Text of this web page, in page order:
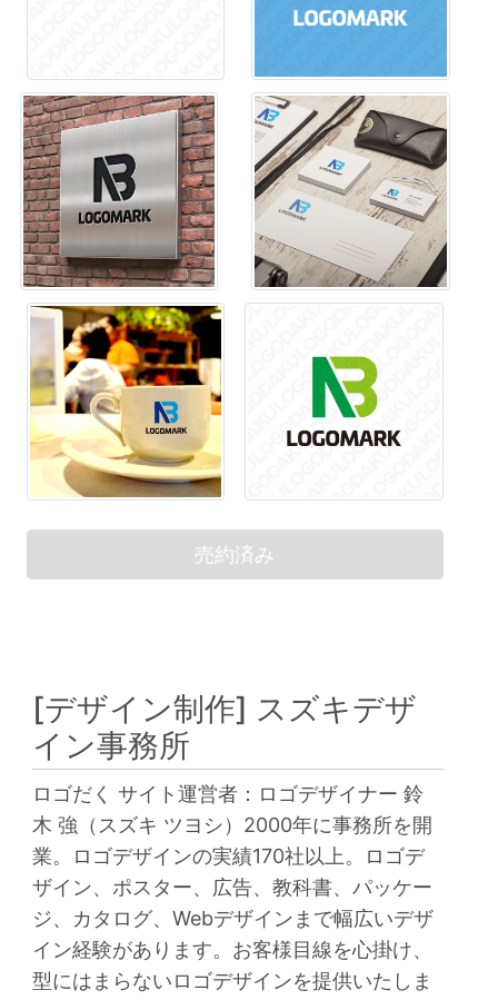
売約済み
[デザイン制作] スズキデザ
イン事務所
ロゴだく サイト運営者：ロゴデザイナー 鈴
木 強（スズキ ツヨシ）2000年に事務所を開
業。ロゴデザインの実績170社以上。ロゴデ
ザイン、ポスター、広告、教科書、パッケー
ジ、カタログ、Webデザインまで幅広いデザ
イン経験があります。お客様目線を心掛け、
型にはまらないロゴデザインを提供いたしま